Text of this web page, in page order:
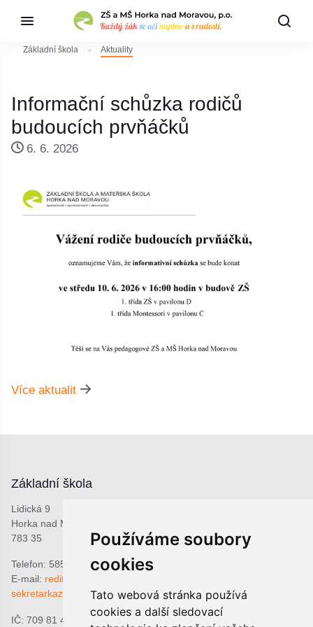
Používáme soubory
cookies
Tato webová stránka používá
cookies a další sledovací
Základní škola Aktuality
Informační schůzka rodičů
budoucích prvňáčků
6. 6. 2026
Více aktualit
Základní škola
Lidická 9
Horka nad Moravou
783 35
Telefon: 585 378 047
E-mail: reditel@zshorka.cz
sekretarkazshorka@seznam.cz
IČ: 709 81 493